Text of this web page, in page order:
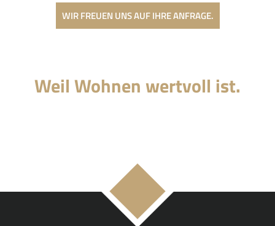
WIR FREUEN UNS AUF IHRE ANFRAGE.
Weil Wohnen wertvoll ist.